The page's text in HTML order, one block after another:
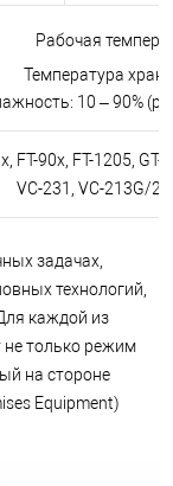
Рабочая
Температура
10 – 90%
FT-90x, FT-1205,
VC-231, VC-213G/
задачах,
технологий,
Для каждой из
не только режим
на стороне
Equipment)